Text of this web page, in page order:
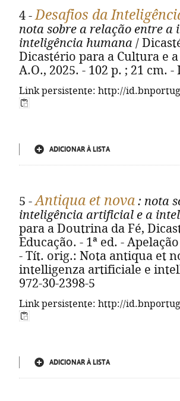
4 -Desafios da
nota sobre a relação entre
inteligência humana /
Dicastério para a Cultura e
A.O., 2025. - 102 p. ; 21 cm. -
Link persistente: http://
ADICIONAR À LISTA
5 -Antiqua et nova : nota
inteligência artificial e a
para a Doutrina da Fé,
Educação. - 1ª ed. -
- Tít. orig.: Nota antiqua et
intelligenza artificiale e
972-30-2398-5
Link persistente: http://
ADICIONAR À LISTA